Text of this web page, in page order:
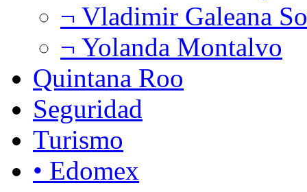
¬ Vladimir Galeana
¬ Yolanda Montalvo
Quintana Roo
Seguridad
Turismo
• Edomex